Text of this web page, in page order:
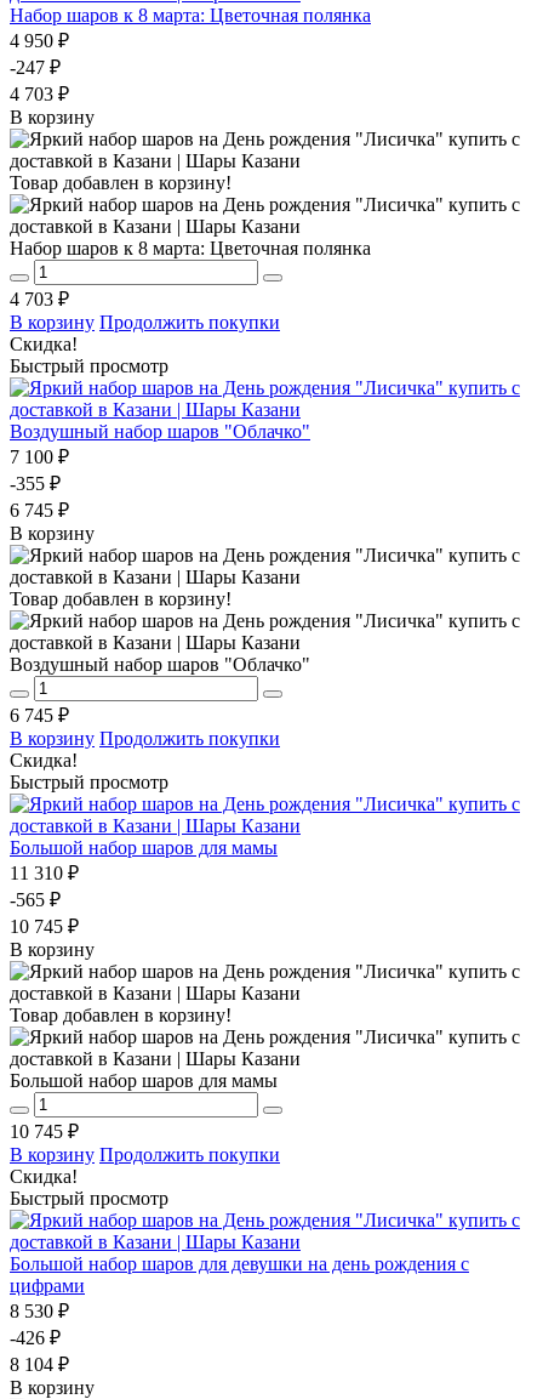
Набор шаров к 8 марта: Цветочная полянка
4 950 ₽
-247 ₽
4 703 ₽
В корзину
Товар добавлен в корзину!
Набор шаров к 8 марта: Цветочная полянка
4 703 ₽
В корзину Продолжить покупки
Скидка!
Быстрый просмотр
Воздушный набор шаров "Облачко"
7 100 ₽
-355 ₽
6 745 ₽
В корзину
Товар добавлен в корзину!
Воздушный набор шаров "Облачко"
6 745 ₽
В корзину Продолжить покупки
Скидка!
Быстрый просмотр
Большой набор шаров для мамы
11 310 ₽
-565 ₽
10 745 ₽
В корзину
Товар добавлен в корзину!
Большой набор шаров для мамы
10 745 ₽
В корзину Продолжить покупки
Скидка!
Быстрый просмотр
Большой набор шаров для девушки на день рождения с
цифрами
8 530 ₽
-426 ₽
8 104 ₽
В корзину